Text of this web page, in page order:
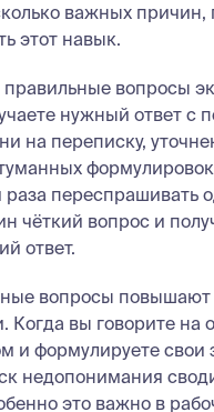
важных причин,
этот навык.
вопросы
нужный ответ с
на переписку,
раза переспрашивать
чёткий вопрос и
ответ.
вопросы повышают
Когда вы говорите на
и формулируете свои
недопонимания
это важно в